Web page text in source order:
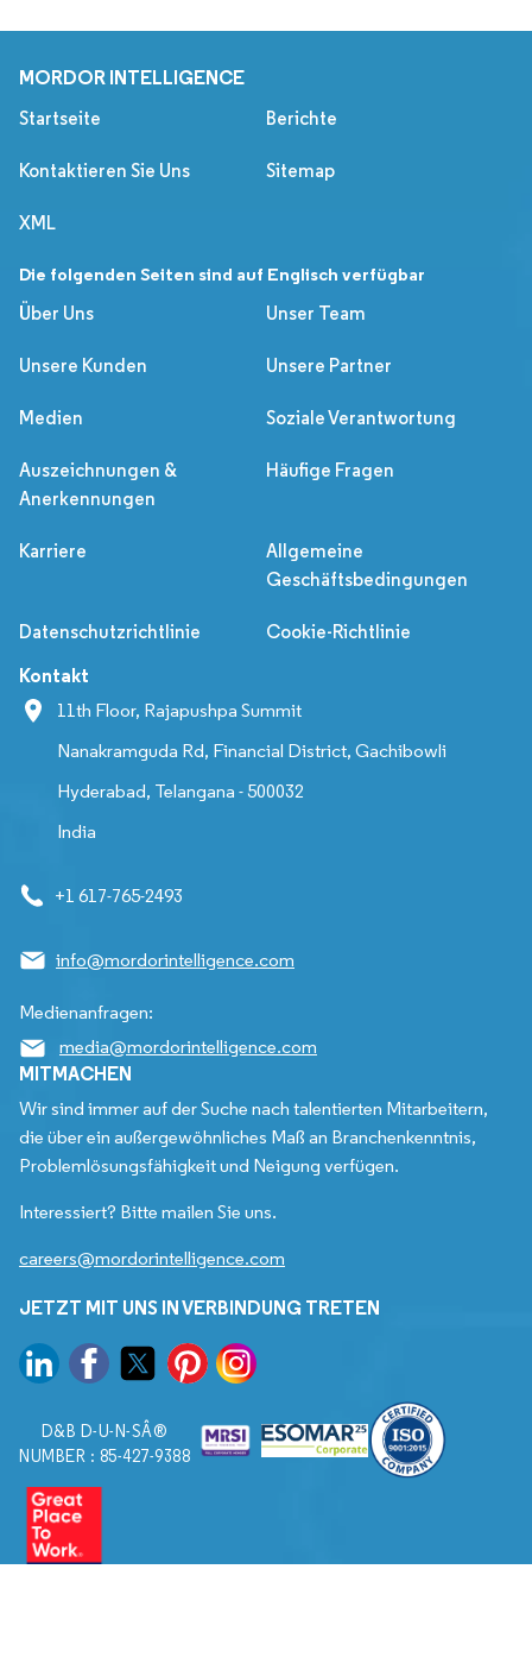
MORDOR INTELLIGENCE
Startseite Berichte
Kontaktieren Sie Uns Sitemap
XML
Die folgenden Seiten sind auf Englisch verfügbar
Über Uns
Unser Team
Unsere Kunden Unsere Partner
Medien Soziale Verantwortung
Auszeichnungen &
Anerkennungen
Häufige Fragen
Karriere
Allgemeine
Geschäftsbedingungen
Datenschutzrichtlinie Cookie-Richtlinie
Kontakt
11th Floor, Rajapushpa Summit
Nanakramguda Rd, Financial District, Gachibowli
Hyderabad, Telangana - 500032
India
+1 617-765-2493
info@mordorintelligence.com
Medienanfragen:
media@mordorintelligence.com
MITMACHEN
Wir sind immer auf der Suche nach talentierten Mitarbeitern,
die über ein außergewöhnliches Maß an Branchenkenntnis,
Problemlösungsfähigkeit und Neigung verfügen.
Interessiert? Bitte mailen Sie uns.
careers@mordorintelligence.com
JETZT MIT UNS IN VERBINDUNG TRETEN
D&B D-U-N-SÂ®
NUMBER : 85-427-9388